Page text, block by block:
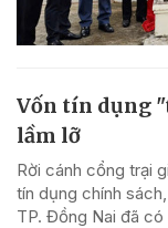
Vốn tín dụng
lầm lỡ
Rời cánh cổng trại
tín dụng chính
TP. Đồng Nai đã